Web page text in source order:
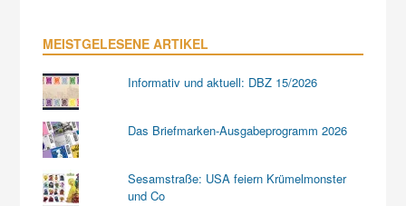
MEISTGELESENE ARTIKEL
Informativ und aktuell: DBZ 15/2026
Das Briefmarken-Ausgabeprogramm 2026
Sesamstraße: USA feiern Krümelmonster
und Co